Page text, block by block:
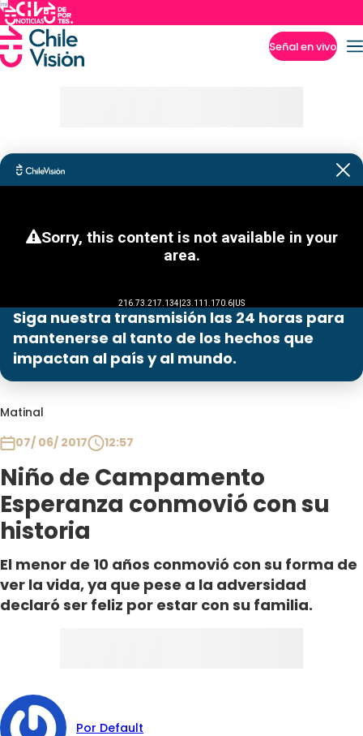
Señal en vivo
Siga nuestra transmisión las 24 horas para
mantenerse al tanto de los hechos que
impactan al país y al mundo.
Matinal
07/ 06/ 2017
12:57
Niño de Campamento
Esperanza conmovió con su
historia
El menor de 10 años conmovió con su forma de
ver la vida, ya que pese a la adversidad
declaró ser feliz por estar con su familia.
Por Default
Programas
Club De La Comedia
Contigo en Directo
Plan Perfecto
El Tiempo
Sabingo
Todos Los Programas